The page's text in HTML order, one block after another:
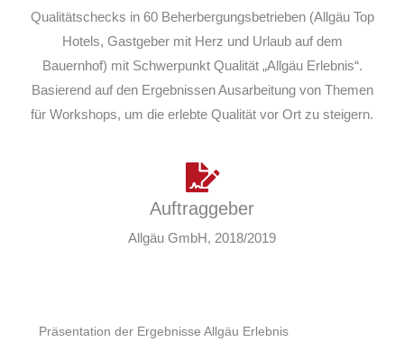
Qualitätschecks in 60 Beherbergungsbetrieben (Allgäu Top
Hotels, Gastgeber mit Herz und Urlaub auf dem
Bauernhof) mit Schwerpunkt Qualität „Allgäu Erlebnis“.
Basierend auf den Ergebnissen Ausarbeitung von Themen
für Workshops, um die erlebte Qualität vor Ort zu steigern.
Auftraggeber
Allgäu GmbH, 2018/2019
Präsentation der Ergebnisse Allgäu Erlebnis